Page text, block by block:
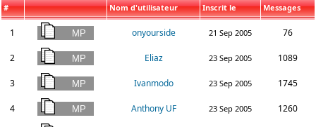
# Nom d'utilisateur Inscrit le Messages
1 onyourside 21 Sep 2005 76
2 Eliaz 23 Sep 2005 1089
3 Ivanmodo 23 Sep 2005 1745
4 Anthony UF 23 Sep 2005 1260